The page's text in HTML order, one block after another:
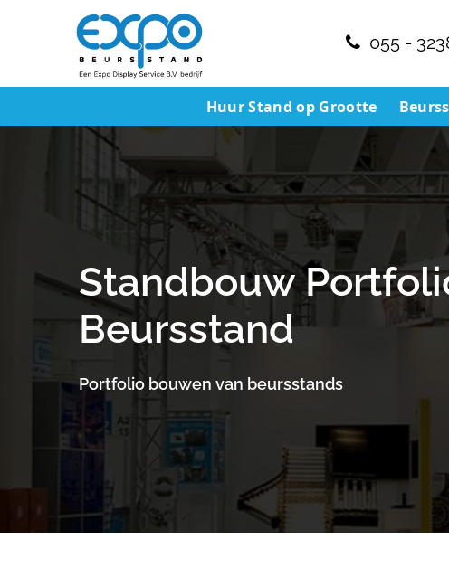
055 -
Huur Stand op Grootte
Standbouw
Beursstand
Portfolio bouwen van beursstands